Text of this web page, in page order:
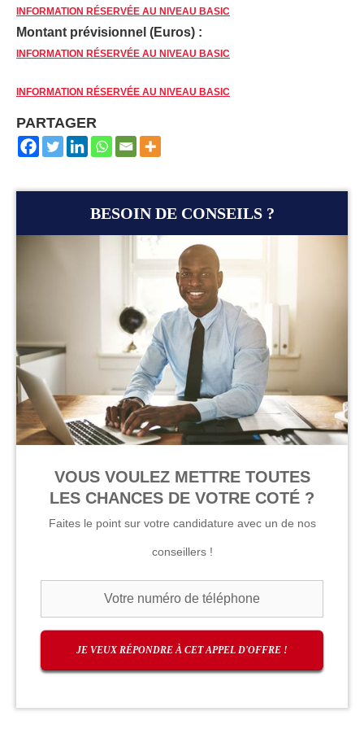
INFORMATION RÉSERVÉE AU NIVEAU BASIC
Montant prévisionnel (Euros) :
INFORMATION RÉSERVÉE AU NIVEAU BASIC
INFORMATION RÉSERVÉE AU NIVEAU BASIC
PARTAGER
BESOIN DE CONSEILS ?
VOUS VOULEZ METTRE TOUTES
LES CHANCES DE VOTRE COTÉ ?
Faites le point sur votre candidature avec un de nos
conseillers !